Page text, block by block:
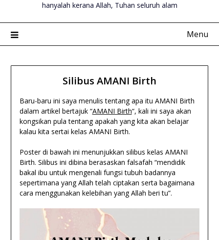
hanyalah kerana Allah, Tuhan seluruh alam
Menu
Silibus AMANI Birth
Baru-baru ini saya menulis tentang apa itu AMANI Birth
dalam artikel bertajuk “AMANI Birth“, kali ini saya akan
kongsikan pula tentang apakah yang kita akan belajar
kalau kita sertai kelas AMANI Birth.
Poster di bawah ini menunjukkan silibus kelas AMANI
Birth. Silibus ini dibina berasaskan falsafah “mendidik
bakal ibu untuk mengenali fungsi tubuh badannya
sepertimana yang Allah telah ciptakan serta bagaimana
cara menggunakan kelebihan yang Allah beri tu”.